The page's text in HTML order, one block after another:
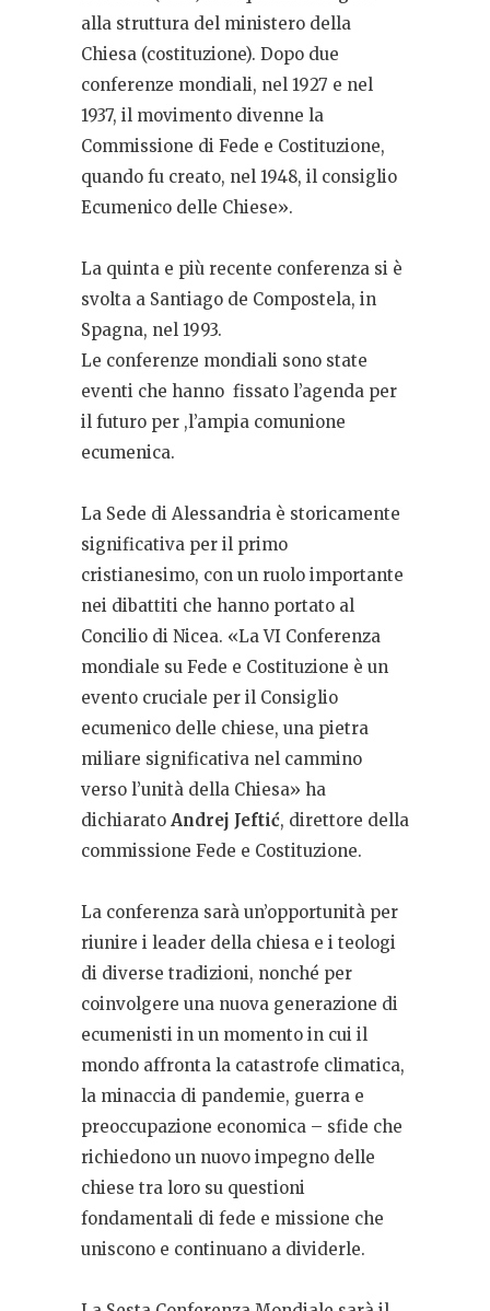
alla struttura del ministero della
Chiesa (costituzione). Dopo due
conferenze mondiali, nel 1927 e nel
1937, il movimento divenne la
Commissione di Fede e Costituzione,
quando fu creato, nel 1948, il consiglio
Ecumenico delle Chiese».
La quinta e più recente conferenza si è
svolta a Santiago de Compostela, in
Spagna, nel 1993.
Le conferenze mondiali sono state
eventi che hanno fissato l’agenda per
il futuro per ,l’ampia comunione
ecumenica.
La Sede di Alessandria è storicamente
significativa per il primo
cristianesimo, con un ruolo importante
nei dibattiti che hanno portato al
Concilio di Nicea. «La VI Conferenza
mondiale su Fede e Costituzione è un
evento cruciale per il Consiglio
ecumenico delle chiese, una pietra
miliare significativa nel cammino
verso l’unità della Chiesa» ha
dichiarato Andrej Jeftić, direttore della
commissione Fede e Costituzione.
La conferenza sarà un’opportunità per
riunire i leader della chiesa e i teologi
di diverse tradizioni, nonché per
coinvolgere una nuova generazione di
ecumenisti in un momento in cui il
mondo affronta la catastrofe climatica,
la minaccia di pandemie, guerra e
preoccupazione economica – sfide che
richiedono un nuovo impegno delle
chiese tra loro su questioni
fondamentali di fede e missione che
uniscono e continuano a dividerle.